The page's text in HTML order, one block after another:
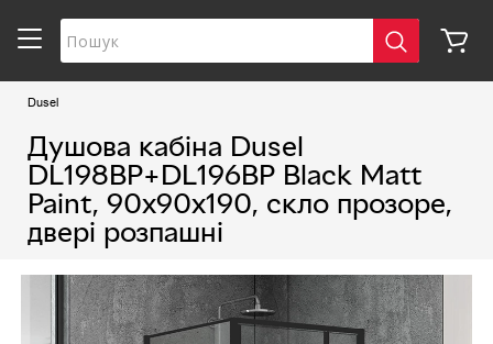
Dusel
Душова кабіна Dusel
DL198BP+DL196BP Black Matt
Paint, 90х90х190, скло прозоре,
двері розпашні